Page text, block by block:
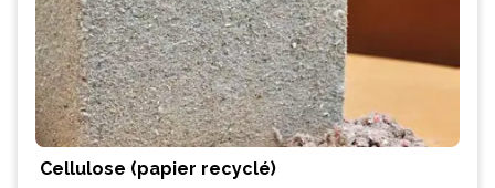
Cellulose (papier recyclé)